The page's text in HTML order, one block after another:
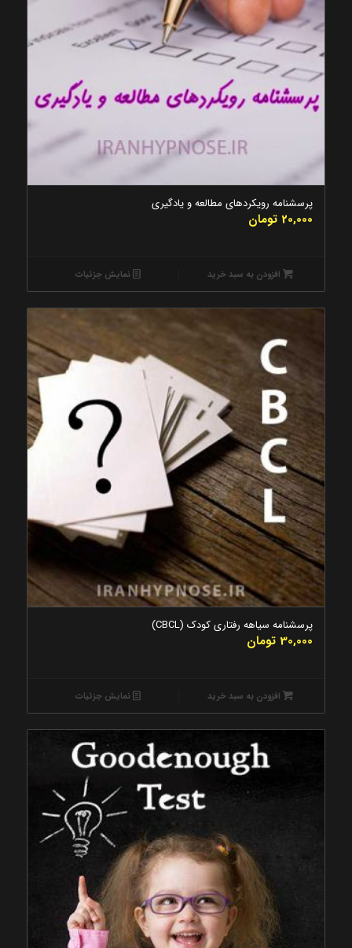
5.00
پرسشنامه رویکردهای مطالعه و یادگیری
20,000 تومان
افزودن به سبد خرید نمایش جزئیات
پرسشنامه سیاهه رفتاری کودک (CBCL)
30,000 تومان
افزودن به سبد خرید نمایش جزئیات